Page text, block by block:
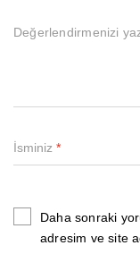
İsminiz *
Daha sonraki
adresim ve site